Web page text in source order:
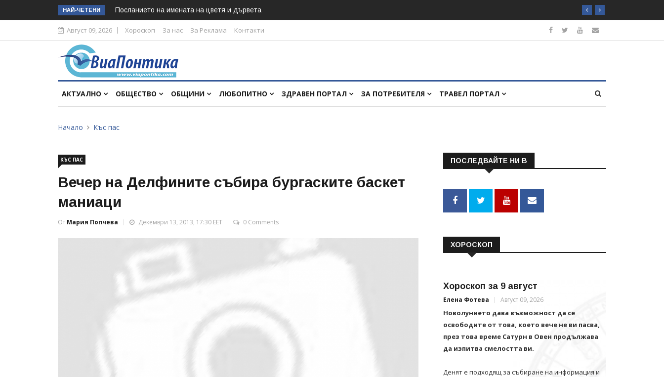
НАЙ-ЧЕТЕНИ Посланието на имената на цветя и дървета
Август 09, 2026 Хороскоп За нас За Реклама Контакти
АКТУАЛНО ОБЩЕСТВО ОБЩИНИ ЛЮБОПИТНО ЗДРАВЕН ПОРТАЛ ЗА ПОТРЕБИТЕЛЯ ТРАВЕЛ ПОРТАЛ
Начало Къс пас
КЪС ПАС
Вечер на Делфините събира бургаските баскет
маниаци
От Мария Попчева Декември 13, 2013, 17:30 EET 0 Comments
ПОСЛЕДВАЙТЕ НИ В
ХОРОСКОП
Хороскоп за 9 август
Елена Фотева Август 09, 2026
Новолунието дава възможност да се
освободите от това, което вече не ви пасва,
през това време Сатурн в Овен продължава
да изпитва смелостта ви.
Денят е подходящ за събиране на информация и